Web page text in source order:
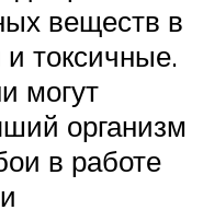
веществ в
токсичные.
могут
организм
в работе